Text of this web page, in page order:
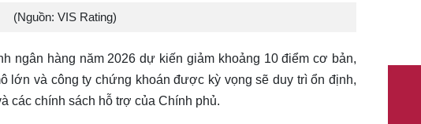
(Nguồn: VIS Rating)
ngân hàng năm 2026 dự kiến giảm khoảng 10 điểm cơ bản,
lớn và công ty chứng khoán được kỳ vọng sẽ duy trì ổn định,
các chính sách hỗ trợ của Chính phủ.